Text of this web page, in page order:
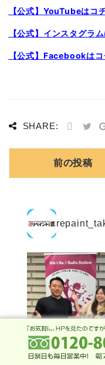
【公式】YouTubeはコ
【公式】インスタグラ
【公式】Facebookはコ
SHARE:
前の投稿